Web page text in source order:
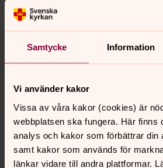
Samtycke Information
Vi använder kakor
Vissa av våra kakor (cookies) är
webbplatsen ska fungera. Här finns
analys och kakor som förbättrar din
samt kakor som används för
länkar vidare till andra plattformar.
Om en fadder anges kommer hen
dopsamtalet och bevaras i
verksamhetens och den döptes
att dokumentera barnets fadder.
Vilka personuppgifter
vi?